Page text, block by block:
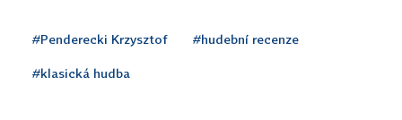
#Penderecki Krzysztof #hudební recenze
#klasická hudba